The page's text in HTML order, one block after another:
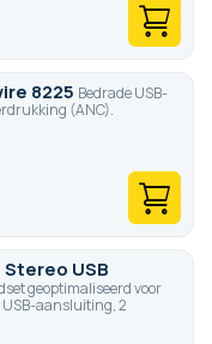
8225 Bedrade USB-
(ANC).
Stereo USB
geoptimaliseerd voor
aansluiting, 2